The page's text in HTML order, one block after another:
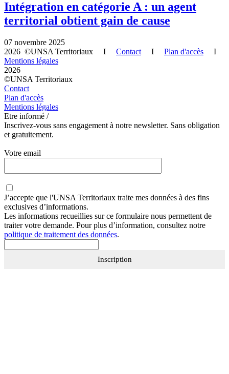
Intégration en catégorie A : un agent
territorial obtient gain de cause
07 novembre 2025
2026 ©UNSA Territoriaux I Contact I Plan d'accès I
Mentions légales
2026
©UNSA Territoriaux
Contact
Plan d'accès
Mentions légales
Etre informé /
Inscrivez-vous sans engagement à notre newsletter. Sans obligation
et gratuitement.
Votre email
J’accepte que l'UNSA Territoriaux traite mes données à des fins
exclusives d’informations.
Les informations recueillies sur ce formulaire nous permettent de
traiter votre demande. Pour plus d’information, consultez notre
politique de traitement des données.
Inscription